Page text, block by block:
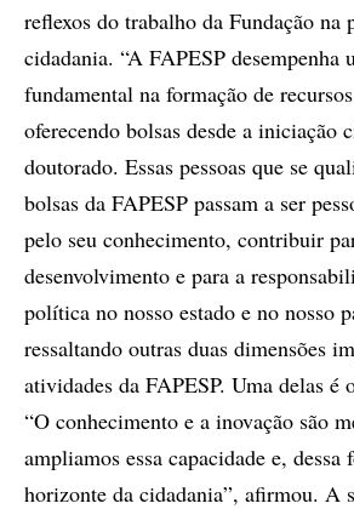
reflexos do trabalho da Fundação na
cidadania. “A FAPESP desempenha
fundamental na formação de
oferecendo bolsas desde a iniciação
doutorado. Essas pessoas que se
bolsas da FAPESP passam a ser
pelo seu conhecimento, contribuir
desenvolvimento e para a
política no nosso estado e no nosso
ressaltando outras duas dimensões
atividades da FAPESP. Uma delas é
“O conhecimento e a inovação são
ampliamos essa capacidade e,
horizonte da cidadania”, afirmou. A